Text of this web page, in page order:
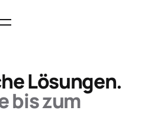
Lösungen.
bis zum